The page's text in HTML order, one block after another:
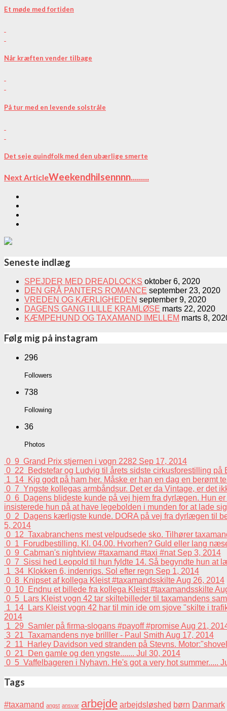
Et møde med fortiden
Når kræften vender tilbage
På tur med en levende solstråle
Det seje quindfolk med den ubærlige smerte
Next ArticleWeekendhilsennnn.........
Seneste indlæg
SPEJDER MED DREADLOCKS oktober 6, 2020
DEN GRÅ PANTERS ROMANCE september 23, 2020
VREDEN OG KÆRLIGHEDEN september 9, 2020
DAGENS GANG I LILLE KRAMLØSE marts 22, 2020
KÆMPEHUND OG TAXAMAND IMELLEM marts 8,
Følg mig på instagram
296
Followers
738
Following
36
Photos
0 9 Grand Prix stjernen i vogn 2282 Sep 17, 2014
0 22
Bedstefar og Ludvig til årets sidste cirkusforestilling
1 14 Kig godt på ham her. Måske er han en dag en berømt
0 7 Yngste kollegas armbåndsur. Det er da Vintage, er det
0 6 Dagens blideste kunde på vej hjem fra dyrlægen. Hun
insisterede hun på at have legebolden i munden for at lade
0 2
Dagens kærligste kunde. DORA på vej fra dyrlægen til
5, 2014
0 12 Taxabranchens mest velpudsede sko. Tilhører
0 1
Forudbestilling. Kl. 04.00. Hvorhen? Guld eller lang
0 9 Cabman's nightview #taxamand #taxi #nat Sep 3, 2014
0 7 Sissi hed Leopold til hun fyldte 14. Så begyndte hun at
1 34 Klokken 6, indenrigs. Sol efter regn Sep 1, 2014
0 8 Knipset af kollega Kleist #taxamandsskilteAug 26, 2014
0 10 Endnu et billede fra kollega Kleist #taxamandsskilte
0 5
Lars Kleist vogn 42 tar skiltebilleder til taxamandens
1 14
Lars Kleist vogn 42 har til min ide om sjove "skilte i
2014
1 29 Samler på firma-slogans #payoff #promiseAug 21,
3 21 Taxamandens nye brilller - Paul Smith Aug 17, 2014
2 11
Harley Davidson ved stranden på Stevns.
0 21 Den gamle og den yngste....... Jul 30, 2014
0 5 Vaffelbageren i Nyhavn. He's got a very hot summer.....
Tags
#taxamand angst ansvar arbejde arbejdsløshed børn Danmark